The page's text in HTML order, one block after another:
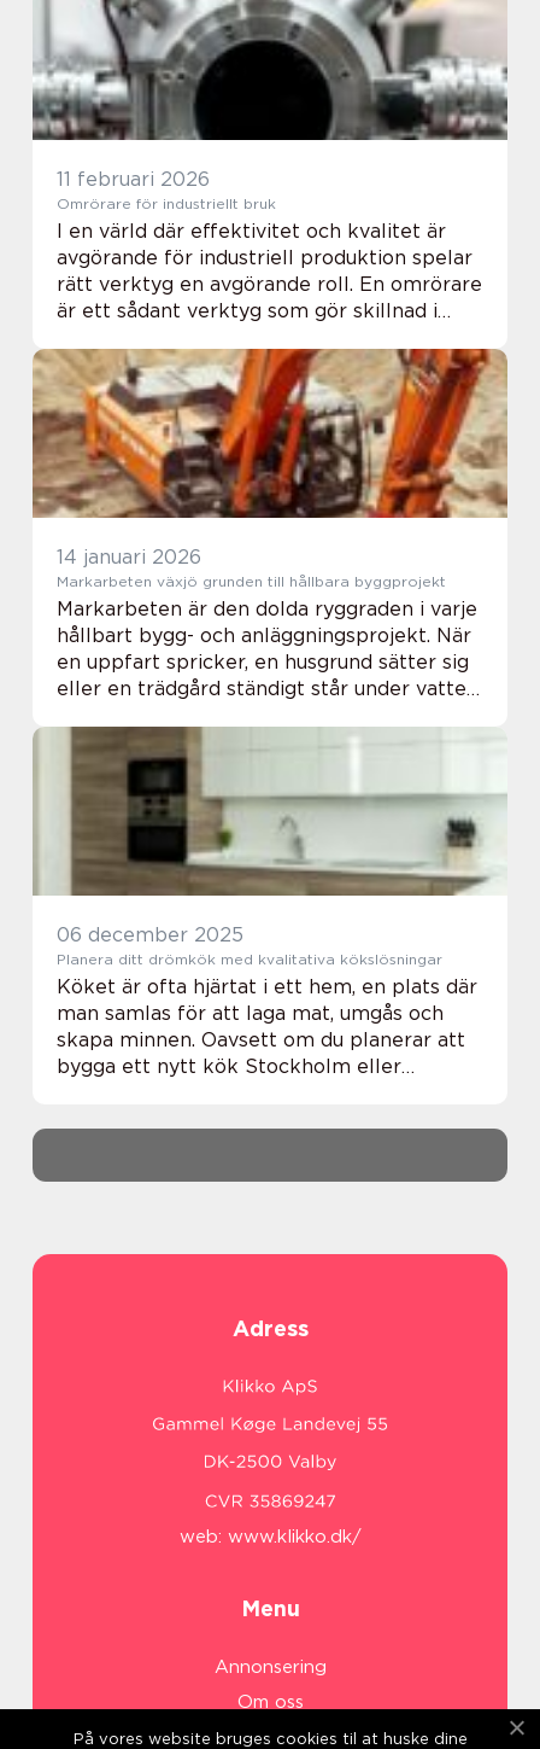
11 februari 2026
Omrörare för industriellt bruk
I en värld där effektivitet och kvalitet är
avgörande för industriell produktion spelar
rätt verktyg en avgörande roll. En omrörare
är ett sådant verktyg som gör skillnad i
14 januari 2026
Markarbeten växjö grunden till hållbara byggprojekt
Markarbeten är den dolda ryggraden i varje
hållbart bygg- och anläggningsprojekt. När
en uppfart spricker, en husgrund sätter sig
eller en trädgård ständigt står under vatten
förberedande markarbete. I en stad som
Vä...
06 december 2025
Planera ditt drömkök med kvalitativa kökslösningar
Köket är ofta hjärtat i ett hem, en plats där
man samlas för att laga mat, umgås och
skapa minnen. Oavsett om du planerar att
bygga ett nytt kök Stockholm eller
Adress
web: www.klikko.dk/
Menu
Annonsering
Om oss
Cookies
På vores website bruges cookies til at huske dine